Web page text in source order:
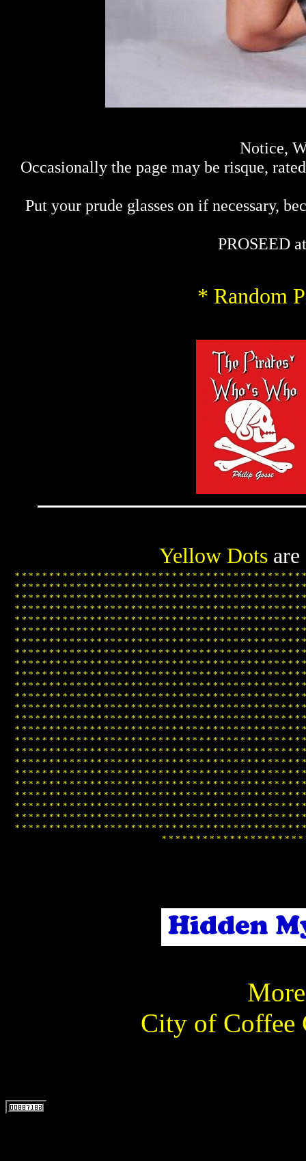
Notice,
Occasionally the page may be risque,
Put your prude glasses on if necessary,
PROSEED
* Random
Yellow Dots
* * * * * * * * * * * * * * * * * * * * * * * * * * * * * * * * * * * * * * * * * *
* * * * * * * * * * * * * * * * * * * * * * * * * * * * * * * * * * * * * * * * * *
* * * * * * * * * * * * * * * * * * * * * * * * * * * * * * * * * * * * * * * * * *
* * * * * * * * * * * * * * * * * * * * * * * * * * * * * * * * * * * * * * * * * *
* * * * * * * * * * * * * * * * * * * * * * * * * * * * * * * * * * * * * * * * * *
* * * * * * * * * * * * * * * * * * * * * * * * * * * * * * * * * * * * * * * * * *
* * * * * * * * * * * * * * * * * * * * * * * * * * * * * * * * * * * * * * * * * *
* * * * * * * * * * * * * * * * * * * * * * * * * * * * * * * * * * * * * * * * * *
* * * * * * * * * * * * * * * * * * * * * * * * * * * * * * * * * * * * * * * * * *
* * * * * * * * * * * * * * * * * * * * * * * * * * * * * * * * * * * * * * * * * *
* * * * * * * * * * * * * * * * * * * * * * * * * * * * * * * * * * * * * * * * * *
* * * * * * * * * * * * * * * * * * * * * * * * * * * * * * * * * * * * * * * * * *
* * * * * * * * * * * * * * * * * * * * * * * * * * * * * * * * * * * * * * * * * *
* * * * * * * * * * * * * * * * * * * * * * * * * * * * * * * * * * * * * * * * * *
* * * * * * * * * * * * * * * * * * * * * * * * * * * * * * * * * * * * * * * * * *
* * * * * * * * * * * * * * * * * * * * * * * * * * * * * * * * * * * * * * * * * *
* * * * * * * * * * * * * * * * * * * * * * * * * * * * * * * * * * * * * * * * * *
* * * * * * * * * * * * * * * * * * * * * * * * * * * * * * * * * * * * * * * * * *
* * * * * * * * * * * * * * * * * * * * * * * * * * * * * * * * * * * * * * * * * *
* * * * * * * * * * * * * * * * * * * * * * * * * * * * * * * * * * * * * * * * * *
* * * * * * * * * * * * * * * * * * * * * * * * * * * * * * * * * * * * * * * * * *
* * * * * * * * * * * * * * * * * * * * * * * * * * * * * * * * * * * * * * * * * *
* * * * * * * * * * * * * * * * * * * * * * * * * * * * * * * * * * * * * * * * * *
* * * * * * * * * * * * * * * * * * * * * * * * * * * * * * * * * * * * * * * * * *
* * * * * * * * * * * * * * * * * * * * *
City of Coffee